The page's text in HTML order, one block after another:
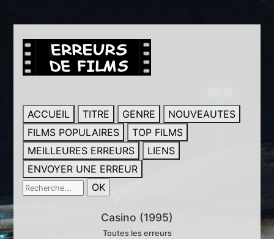
ACCUEIL TITRE GENRE
NOUVEAUTES
FILMS POPULAIRES
TOP FILMS
MEILLEURES ERREURS
LIENS
ENVOYER UNE ERREUR
Casino (1995)
Toutes les erreurs